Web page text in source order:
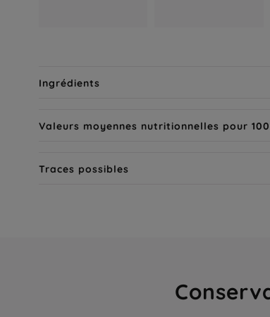
Ingrédients
Valeurs moyennes nutritionnelles pour
Traces possibles